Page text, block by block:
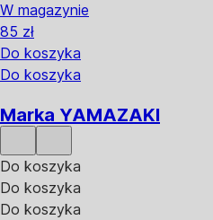
W magazynie
85 zł
Do koszyka
Do koszyka
Marka YAMAZAKI
Do koszyka
Do koszyka
Do koszyka